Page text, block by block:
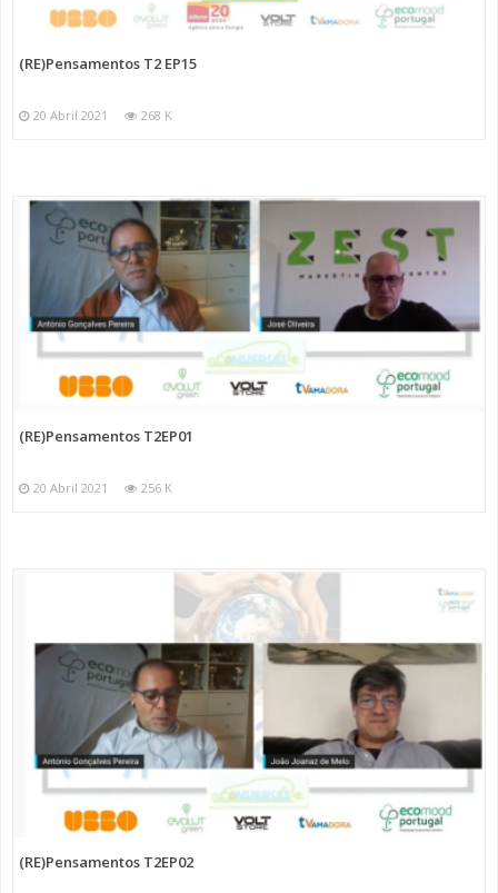
(RE)Pensamentos T2 EP15
20 Abril 2021 268 K
(RE)Pensamentos T2EP01
20 Abril 2021 256 K
(RE)Pensamentos T2EP02